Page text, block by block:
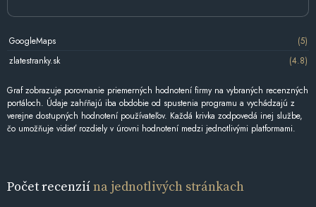
GoogleMaps
(5)
zlatestranky.sk
(4.8)
Graf zobrazuje porovnanie priemerných hodnotení firmy na vybraných recenzných
portáloch. Údaje zahŕňajú iba obdobie od spustenia programu a vychádzajú z
verejne dostupných hodnotení používateľov. Každá krivka zodpovedá inej službe,
čo umožňuje vidieť rozdiely v úrovni hodnotení medzi jednotlivými platformami.
Počet recenziína jednotlivých stránkach